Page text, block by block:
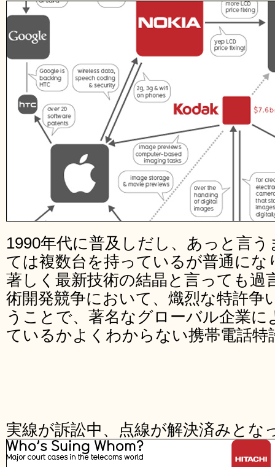
1990年代に普及しだし、あっと言
ては複数台を持っているが普通にな
著しく最新技術の結晶と言っても過
術開発競争において、熾烈な特許争
うことで、著名なグローバル企業
ているかよくわからない携帯電話特
実線が訴訟中、点線が解決済みとな